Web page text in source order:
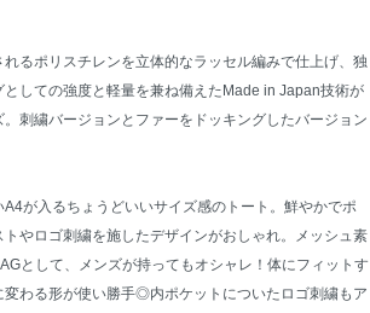
るポリスチレンを立体的なラッセル編みで仕上げ、独
としての強度と軽量を兼ね備えたMade in Japan技術が
刺繍バージョンとファーをドッキングしたバージョン
が入るちょうどいいサイズ感のトート。鮮やかでポ
トやロゴ刺繍を施したデザインがおしゃれ。メッシュ素
として、メンズが持ってもオシャレ！体にフィットす
変わる形が使い勝手◎内ポケットについたロゴ刺繍もア